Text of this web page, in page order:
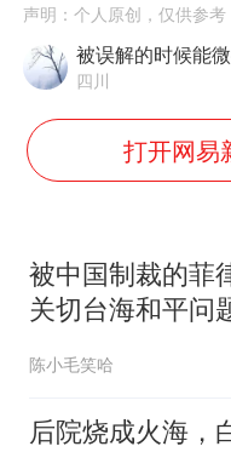
“
声明：个人原创，仅供参考
被误解的时候能
四川
打开网易
被中国制裁的菲
关切台海和平问
陈小毛笑哈
后院烧成火海，